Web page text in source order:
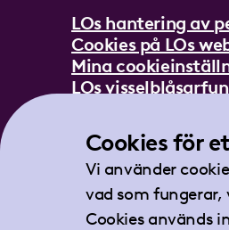
LOs hantering av
Cookies på LOs
Mina
LOs
In English
Lättläst om LO
Teckenspråksfilm
Tidningen Arbetet
Cookies för
Vi använder
vad som fungerar,
Cookies används